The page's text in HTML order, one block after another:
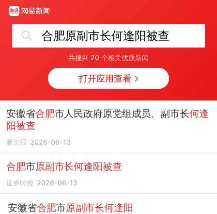
合肥原副市长何逢阳被查
共搜到 20 个相关优质新闻
打开应用查看
安徽省合肥市人民政府原党组成员、副市长何逢
阳被查
新京报 2026-06-13
合肥市原副市长何逢阳被查
证券时报 2026-06-13
安徽省合肥市原副市长何逢阳